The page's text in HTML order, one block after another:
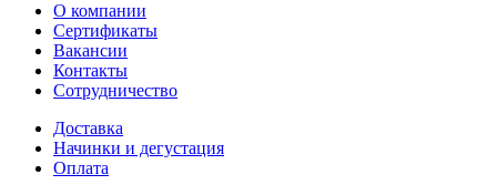
О компании
Сертификаты
Вакансии
Контакты
Сотрудничество
Доставка
Начинки и дегустация
Оплата